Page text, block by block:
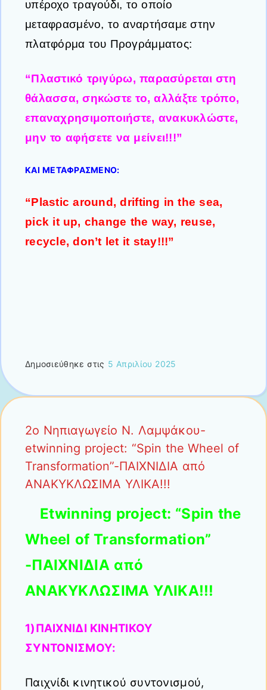
υπέροχο τραγούδι, το οποίο
μεταφρασμένο, το αναρτήσαμε στην
πλατφόρμα του Προγράμματος:
“Πλαστικό τριγύρω, παρασύρεται στη
θάλασσα, σηκώστε το, αλλάξτε τρόπο,
επαναχρησιμοποιήστε, ανακυκλώστε,
μην το αφήσετε να μείνει!!!”
ΚΑΙ ΜΕΤΑΦΡΑΣΜΕΝΟ:
“Plastic around, drifting in the sea,
pick it up, change the way, reuse,
recycle, don’t let it stay!!!”
Δημοσιεύθηκε στις 5 Απριλίου 2025
2ο Νηπιαγωγείο Ν. Λαμψάκου-
etwinning project: “Spin the Wheel of
Transformation”-ΠΑΙΧΝΙΔΙΑ από
ΑΝΑΚΥΚΛΩΣΙΜΑ ΥΛΙΚΑ!!!
Εtwinning project: “Spin the
Wheel of Transformation”
-ΠΑΙΧΝΙΔΙΑ από
ΑΝΑΚΥΚΛΩΣΙΜΑ ΥΛΙΚΑ!!!
1)ΠΑΙΧΝΙΔΙ ΚΙΝΗΤΙΚΟΥ
ΣΥΝΤΟΝΙΣΜΟΥ:
Παιχνίδι κινητικού συντονισμού,